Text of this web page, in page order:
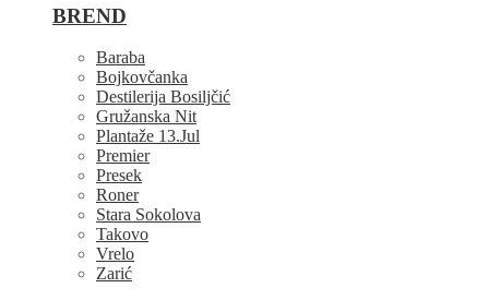
BREND
Baraba
Bojkovčanka
Destilerija Bosiljčić
Gružanska Nit
Plantaže 13.Jul
Premier
Presek
Roner
Stara Sokolova
Takovo
Vrelo
Zarić